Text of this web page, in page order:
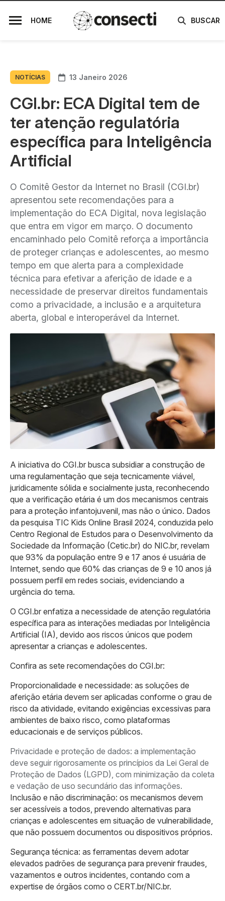
HOME BUSCAR
NOTÍCIAS 13 Janeiro 2026
CGI.br: ECA Digital tem de
ter atenção regulatória
específica para Inteligência
Artificial
O Comitê Gestor da Internet no Brasil (CGI.br)
apresentou sete recomendações para a
implementação do ECA Digital, nova legislação
que entra em vigor em março. O documento
encaminhado pelo Comitê reforça a importância
de proteger crianças e adolescentes, ao mesmo
tempo em que alerta para a complexidade
técnica para efetivar a aferição de idade e a
necessidade de preservar direitos fundamentais
como a privacidade, a inclusão e a arquitetura
aberta, global e interoperável da Internet.
A iniciativa do CGI.br busca subsidiar a construção de
uma regulamentação que seja tecnicamente viável,
juridicamente sólida e socialmente justa, reconhecendo
que a verificação etária é um dos mecanismos centrais
para a proteção infantojuvenil, mas não o único. Dados
da pesquisa TIC Kids Online Brasil 2024, conduzida pelo
Centro Regional de Estudos para o Desenvolvimento da
Sociedade da Informação (Cetic.br) do NIC.br, revelam
que 93% da população entre 9 e 17 anos é usuária de
Internet, sendo que 60% das crianças de 9 e 10 anos já
possuem perfil em redes sociais, evidenciando a
urgência do tema.
O CGI.br enfatiza a necessidade de atenção regulatória
específica para as interações mediadas por Inteligência
Artificial (IA), devido aos riscos únicos que podem
apresentar a crianças e adolescentes.
Confira as sete recomendações do CGI.br:
Proporcionalidade e necessidade: as soluções de
aferição etária devem ser aplicadas conforme o grau de
risco da atividade, evitando exigências excessivas para
ambientes de baixo risco, como plataformas
educacionais e de serviços públicos.
Privacidade e proteção de dados: a implementação
deve seguir rigorosamente os princípios da Lei Geral de
Proteção de Dados (LGPD), com minimização da coleta
e vedação de uso secundário das informações.
Inclusão e não discriminação: os mecanismos devem
ser acessíveis a todos, prevendo alternativas para
crianças e adolescentes em situação de vulnerabilidade,
que não possuem documentos ou dispositivos próprios.
Segurança técnica: as ferramentas devem adotar
elevados padrões de segurança para prevenir fraudes,
vazamentos e outros incidentes, contando com a
expertise de órgãos como o CERT.br/NIC.br.